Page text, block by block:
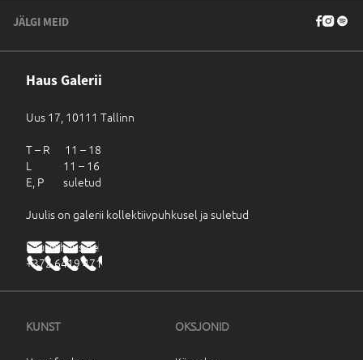
JÄLGI MEID
Haus Galerii
Uus 17, 10111 Tallinn
T – R 11 – 18
L 11 – 16
E, P suletud
Juulis on galerii kollektiivpuhkusel ja suletud
haus@haus.ee
+372 6419 471
KUNST OKSJONID